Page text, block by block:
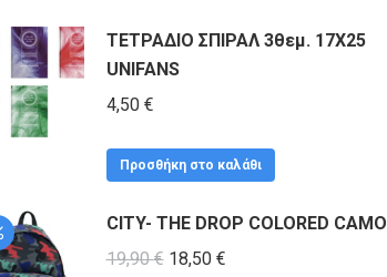
ΤΕΤΡΑΔΙΟ ΣΠΙΡΑΛ 3θεμ. 17X25
UNIFANS
4,50 €
Προσθήκη στο καλάθι
CITY- THE DROP COLORED CAMO
19,90€ Original
18,50 €Η